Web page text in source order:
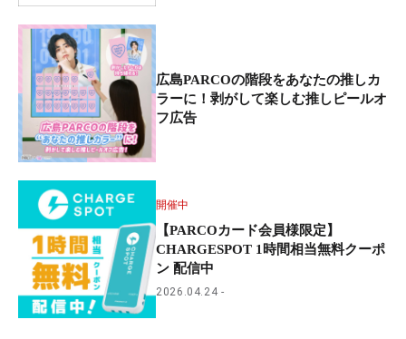
広島PARCOの階段をあなたの推しカ
ラーに！剥がして楽しむ推しピールオ
フ広告
開催中
【PARCOカード会員様限定】
CHARGESPOT 1時間相当無料クーポ
ン 配信中
2026.04.24